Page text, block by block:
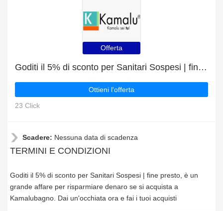
Offerta
Goditi il 5% di sconto per Sanitari Sospesi | fine presto
Ottieni l'offerta
23 Click
Scadere: Nessuna data di scadenza
TERMINI E CONDIZIONI
Goditi il 5% di sconto per Sanitari Sospesi | fine presto, è un
grande affare per risparmiare denaro se si acquista a
Kamalubagno. Dai un'occhiata ora e fai i tuoi acquisti